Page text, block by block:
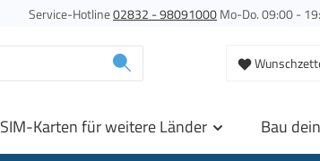
Service-Hotline02832 - 98091000Mo-Do. 09:00 -
SIM-Karten für weitere Länder Bau